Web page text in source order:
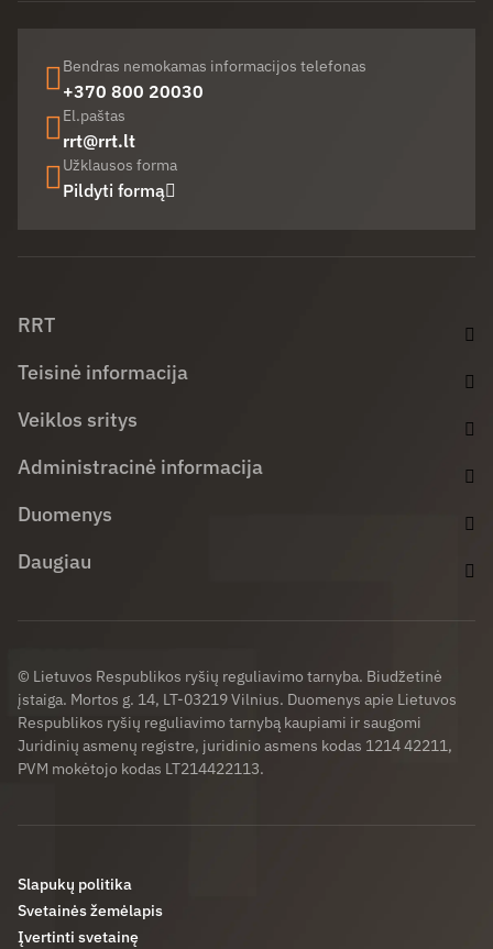
Bendras nemokamas informacijos telefonas
+370 800 20030
El.paštas
rrt@rrt.lt
Užklausos forma
Pildyti formą
RRT
Teisinė informacija
Veiklos sritys
Administracinė informacija
Duomenys
Daugiau
© Lietuvos Respublikos ryšių reguliavimo tarnyba. Biudžetinė
įstaiga. Mortos g. 14, LT-03219 Vilnius. Duomenys apie Lietuvos
Respublikos ryšių reguliavimo tarnybą kaupiami ir saugomi
Juridinių asmenų registre, juridinio asmens kodas 1214 42211,
PVM mokėtojo kodas LT214422113.
Slapukų politika
Svetainės žemėlapis
Įvertinti svetainę